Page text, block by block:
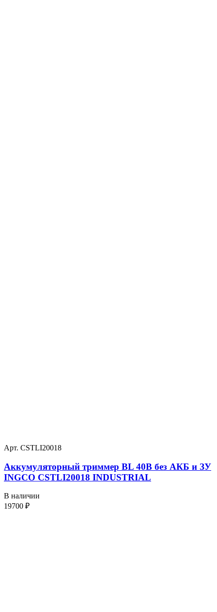
Арт. CSTLI20018
Аккумуляторный триммер BL 40В без АКБ и ЗУ
INGCO CSTLI20018 INDUSTRIAL
В наличии
19700 ₽